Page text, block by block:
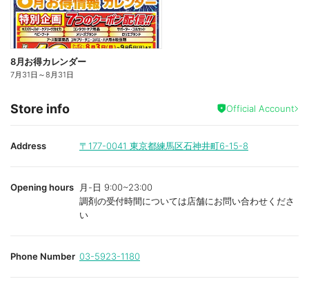
8月お得カレンダー
7月31日 ～8月31日
Store info Official Account
Address 〒177-0041 東京都練馬区石神井町6-15-8
Opening hours
月-日 9:00~23:00
調剤の受付時間については店舗にお問い合わせくださ
い
Phone Number 03-5923-1180